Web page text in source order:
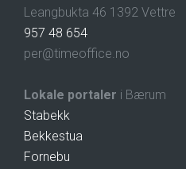
Leangbukta 46 1392 Vettre
957 48 654
per@timeoffice.no
Lokale portaler i Bærum
Stabekk
Bekkestua
Fornebu